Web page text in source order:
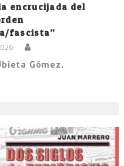
encrucijada del
fascista”
Gómez.